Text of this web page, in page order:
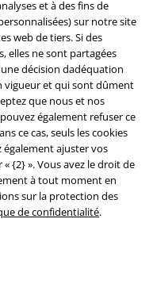
et à des fins de
sur notre site
web de tiers. Si des
elles ne sont partagées
décision dadéquation
vigueur et qui sont dûment
que nous et nos
également refuser ce
ce cas, seuls les cookies
également ajuster vos
{2} ». Vous avez le droit de
à tout moment en
sur la protection des
de confidentialité.
l'environnement